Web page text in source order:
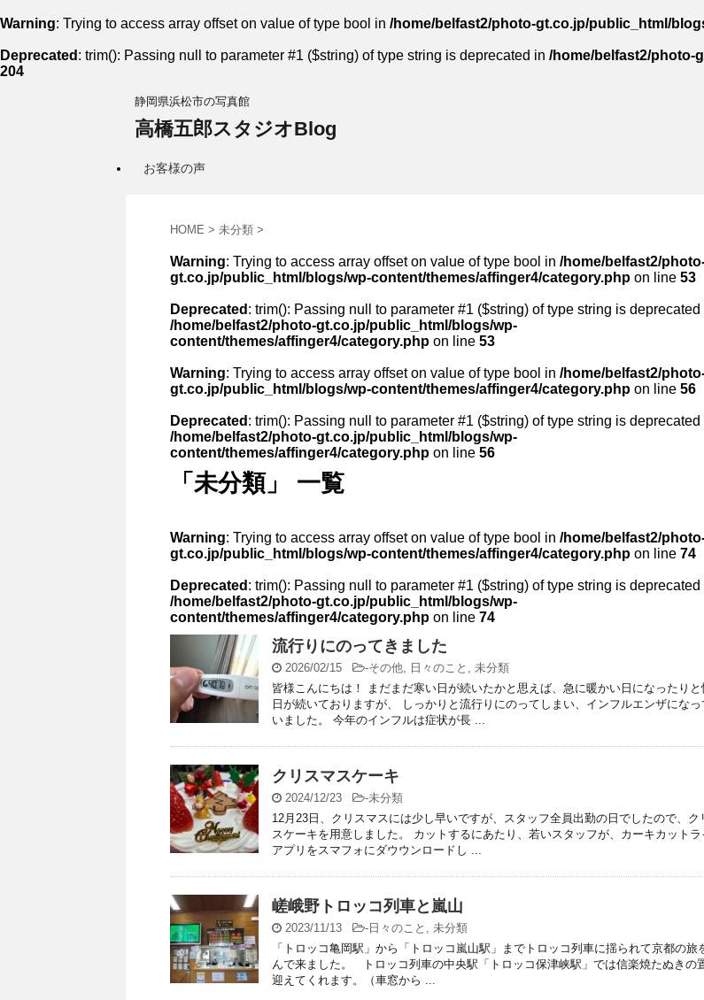
Warning: Trying to access array offset on value of type bool in /home/belfast2/photo-gt.co.jp/public_html/
Deprecated : trim(): Passing null to parameter #1 ($string) of type string is deprecated in /home/belfast2/photo-
204
静岡県浜松市の写真館
高橋五郎スタジオBlog
お客様の声
HOME > 未分類 >
Warning: Trying to access array offset on value of type bool in /home/belfast2/
gt.co.jp/public_html/blogs/wp-content/themes/affinger4/category.php on line 53
Deprecated : trim(): Passing null to parameter #1 ($string) of type string is deprecated
/home/belfast2/photo-gt.co.jp/public_html/blogs/wp-
content/themes/affinger4/category.php on line 53
Warning: Trying to access array offset on value of type bool in /home/belfast2/
gt.co.jp/public_html/blogs/wp-content/themes/affinger4/category.php on line 56
Deprecated : trim(): Passing null to parameter #1 ($string) of type string is deprecated
/home/belfast2/photo-gt.co.jp/public_html/blogs/wp-
content/themes/affinger4/category.php on line 56
「未分類」 一覧
Warning: Trying to access array offset on value of type bool in /home/belfast2/
gt.co.jp/public_html/blogs/wp-content/themes/affinger4/category.php on line 74
Deprecated : trim(): Passing null to parameter #1 ($string) of type string is deprecated
/home/belfast2/photo-gt.co.jp/public_html/blogs/wp-
content/themes/affinger4/category.php on line 74
流行りにのってきました
2026/02/15 -その他, 日々のこと , 未分類
皆様こんにちは！ まだまだ寒い日が続いたかと思えば、急に暖かい日になったり
日が続いておりますが、 しっかりと流行りにのってしまい、インフルエンザになっ
いました。 今年のインフルは症状が長 ...
クリスマスケーキ
2024/12/23 -未分類
12月23日、クリスマスには少し早いですが、スタッフ全員出勤の日でしたので、ク
スケーキを用意しました。 カットするにあたり、若いスタッフが、カーキカット
アプリをスマフォにダウウンロードし ...
嵯峨野トロッコ列車と嵐山
2023/11/13 - 日々のこと , 未分類
「トロッコ亀岡駅」から「トロッコ嵐山駅」までトロッコ列車に揺られて京都の旅
んで来ました。 トロッコ列車の中央駅「トロッコ保津峡駅」では信楽焼たぬきの
迎えてくれます。（車窓から ...